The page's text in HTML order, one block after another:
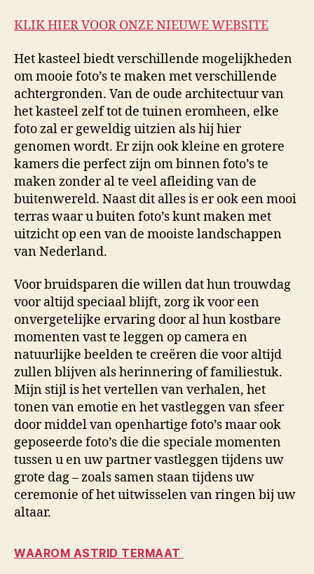
KLIK HIER VOOR ONZE NIEUWE WEBSITE
Het kasteel biedt verschillende mogelijkheden
om mooie foto’s te maken met verschillende
achtergronden. Van de oude architectuur van
het kasteel zelf tot de tuinen eromheen, elke
foto zal er geweldig uitzien als hij hier
genomen wordt. Er zijn ook kleine en grotere
kamers die perfect zijn om binnen foto’s te
maken zonder al te veel afleiding van de
buitenwereld. Naast dit alles is er ook een mooi
terras waar u buiten foto’s kunt maken met
uitzicht op een van de mooiste landschappen
van Nederland.
Voor bruidsparen die willen dat hun trouwdag
voor altijd speciaal blijft, zorg ik voor een
onvergetelijke ervaring door al hun kostbare
momenten vast te leggen op camera en
natuurlijke beelden te creëren die voor altijd
zullen blijven als herinnering of familiestuk.
Mijn stijl is het vertellen van verhalen, het
tonen van emotie en het vastleggen van sfeer
door middel van openhartige foto’s maar ook
geposeerde foto’s die die speciale momenten
tussen u en uw partner vastleggen tijdens uw
grote dag – zoals samen staan tijdens uw
ceremonie of het uitwisselen van ringen bij uw
altaar.
WAAROM ASTRID TERMAAT